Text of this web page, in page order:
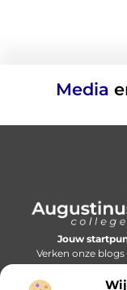
Media
Jouw
Verken onze